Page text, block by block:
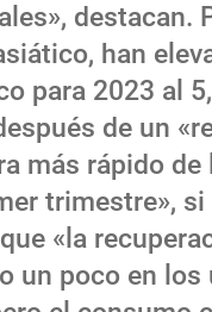
destacan.
han
para 2023 al
de un
más rápido de
trimestre», si
«la
un poco en los